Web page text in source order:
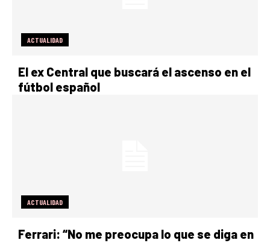
ACTUALIDAD
El ex Central que buscará el ascenso en el
fútbol español
ACTUALIDAD
Ferrari: “No me preocupa lo que se diga en